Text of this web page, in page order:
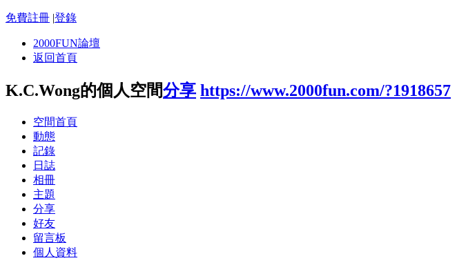
免費註冊 |登錄
2000FUN論壇
返回首頁
K.C.Wong的個人空間分享 https://www.2000fun.com/?1918657
空間首頁
動態
記錄
日誌
相冊
主題
分享
好友
留言板
個人資料